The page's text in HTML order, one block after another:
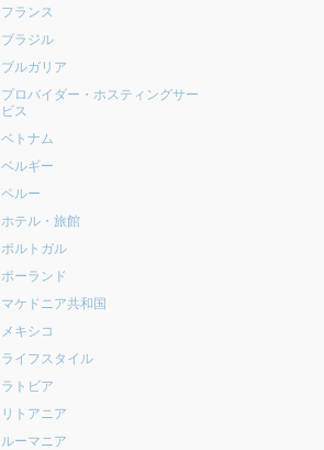
フランス
ブラジル
ブルガリア
プロバイダー・ホスティングサー
ビス
ベトナム
ベルギー
ペルー
ホテル・旅館
ポルトガル
ポーランド
マケドニア共和国
メキシコ
ライフスタイル
ラトビア
リトアニア
ルーマニア